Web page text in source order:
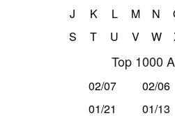
J
K L M N
S
T U V W
Top 1000
02/07 02/06
01/21
01/13